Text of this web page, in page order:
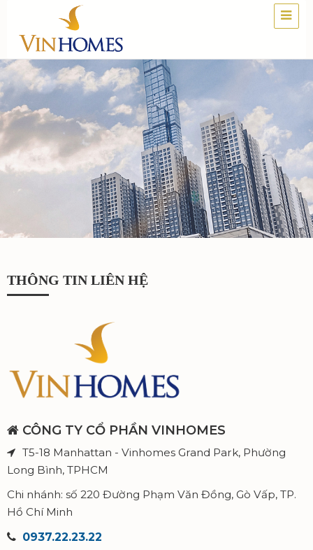
THÔNG TIN LIÊN HỆ
CÔNG TY CỔ PHẦN VINHOMES
T5-18 Manhattan - Vinhomes Grand Park, Phường
Long Bình, TPHCM
Chi nhánh: số 220 Đường Phạm Văn Đồng, Gò Vấp, TP.
Hồ Chí Minh
0937.22.23.22